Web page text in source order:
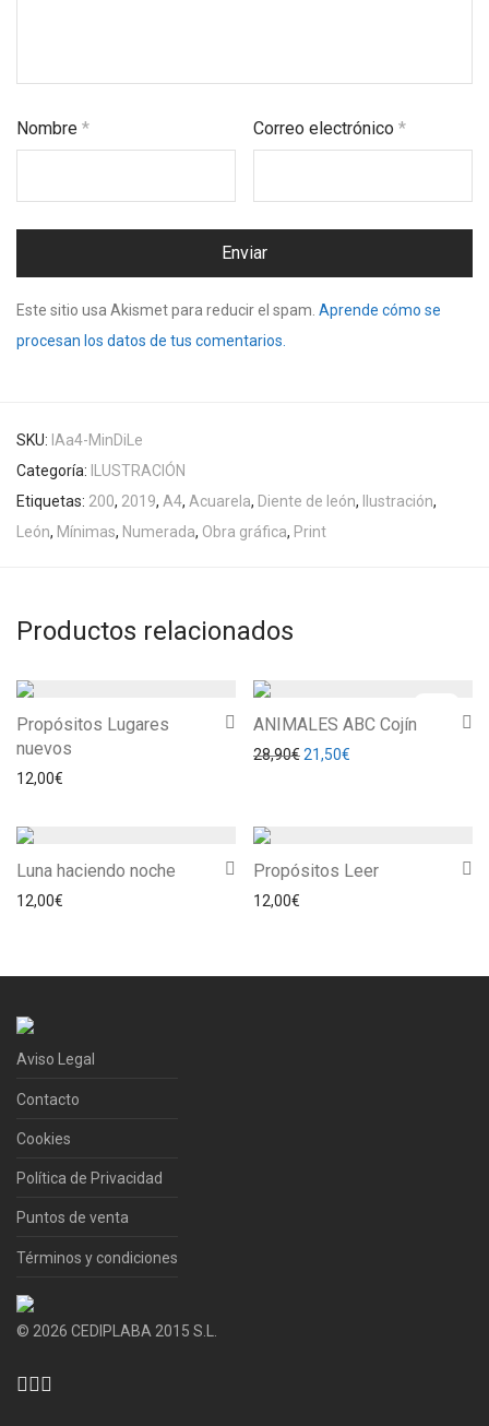
Nombre * Correo electrónico*
Este sitio usa Akismet para reducir el spam. Aprende cómo se
procesan los datos de tus comentarios.
SKU: IAa4-MinDiLe
Categoría:
ILUSTRACIÓN
Etiquetas: 200, 2019, A4, Acuarela, Diente de león, Ilustración,
León, Mínimas, Numerada, Obra gráfica, Print
Productos relacionados
Propósitos Lugares
nuevos
12,00€
ANIMALES ABC Cojín
28,90€El precio original era:
21,50€
Luna haciendo noche
12,00€
Propósitos Leer
12,00€
Aviso Legal
Contacto
Cookies
Política de Privacidad
Puntos de venta
Términos y condiciones
© 2026 CEDIPLABA 2015 S.L.